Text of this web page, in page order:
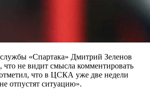
«Спартака» Дмитрий Зеленов
не видит смысла комментировать
что в ЦСКА уже две недели
отпустят ситуацию».